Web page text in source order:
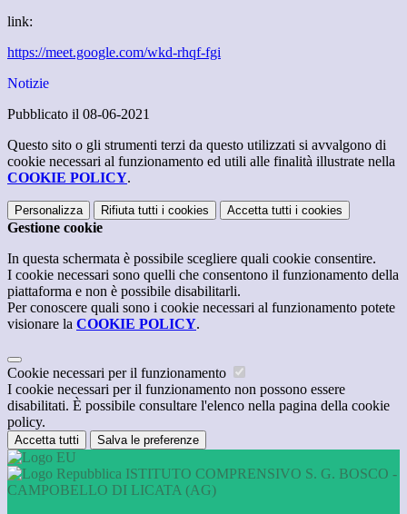
link:
https://meet.google.com/wkd-rhqf-fgi
Notizie
Pubblicato il 08-06-2021
Questo sito o gli strumenti terzi da questo utilizzati si avvalgono di
cookie necessari al funzionamento ed utili alle finalità illustrate nella
COOKIE POLICY.
Personalizza Rifiuta tutti i cookies Accetta tutti i cookies
Gestione cookie
In questa schermata è possibile scegliere quali cookie consentire.
I cookie necessari sono quelli che consentono il funzionamento della
piattaforma e non è possibile disabilitarli.
Per conoscere quali sono i cookie necessari al funzionamento potete
visionare la COOKIE POLICY.
Cookie necessari per il funzionamento
I cookie necessari per il funzionamento non possono essere
disabilitati. È possibile consultare l'elenco nella pagina della cookie
policy.
Accetta tutti Salva le preferenze
ISTITUTO COMPRENSIVO S. G. BOSCO -
CAMPOBELLO DI LICATA (AG)